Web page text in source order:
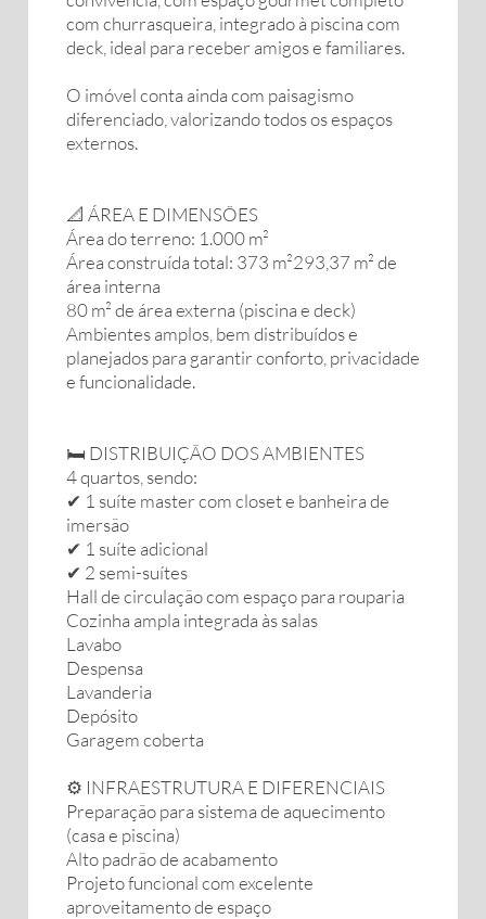
com churrasqueira, integrado à piscina com
deck, ideal para receber amigos e familiares.
O imóvel conta ainda com paisagismo
diferenciado, valorizando todos os espaços
externos.
📐 ÁREA E DIMENSÕES
Área do terreno: 1.000 m²
Área construída total: 373 m²293,37 m² de
área interna
80 m² de área externa (piscina e deck)
Ambientes amplos, bem distribuídos e
planejados para garantir conforto, privacidade
e funcionalidade.
🛏️ DISTRIBUIÇÃO DOS AMBIENTES
4 quartos, sendo:
✔ 1 suíte master com closet e banheira de
imersão
✔ 1 suíte adicional
✔ 2 semi-suítes
Hall de circulação com espaço para rouparia
Cozinha ampla integrada às salas
Lavabo
Despensa
Lavanderia
Depósito
Garagem coberta
⚙️ INFRAESTRUTURA E DIFERENCIAIS
Preparação para sistema de aquecimento
(casa e piscina)
Alto padrão de acabamento
Projeto funcional com excelente
aproveitamento de espaço